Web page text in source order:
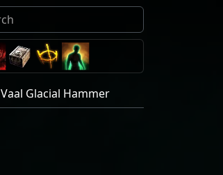
Vaal Glacial Hammer